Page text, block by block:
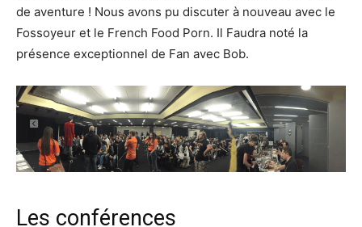
de aventure ! Nous avons pu discuter à nouveau avec le
Fossoyeur et le French Food Porn. Il Faudra noté la
présence exceptionnel de Fan avec Bob.
Les conférences